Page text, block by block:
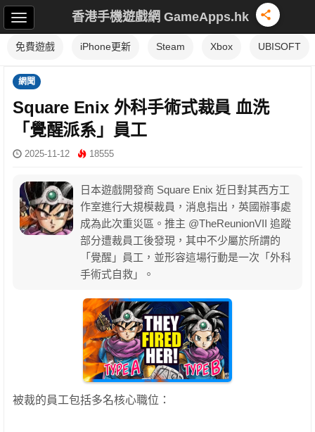
香港手機遊戲網 GameApps.hk
免費遊戲 iPhone更新 Steam Xbox UBISOFT
網聞
Square Enix 外科手術式裁員 血洗
「覺醒派系」員工
2025-11-12 18555
日本遊戲開發商 Square Enix 近日對其西方工
作室進行大規模裁員，消息指出，英國辦事處
成為此次重災區。推主 @TheReunionVII 追蹤
部分遭裁員工後發現，其中不少屬於所謂的
「覺醒」員工，並形容這場行動是一次「外科
手術式自救」。
被裁的員工包括多名核心職位：